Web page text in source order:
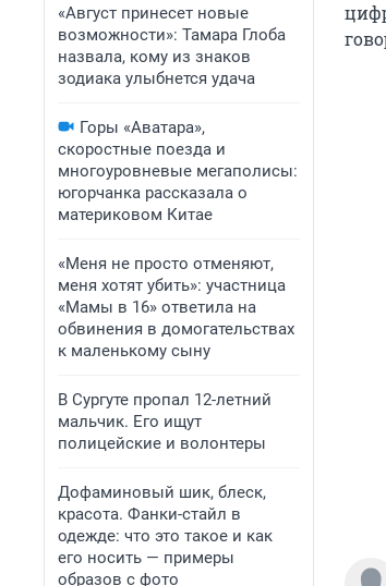
«Август принесет новые
возможности»: Тамара Глоба
назвала, кому из знаков
зодиака улыбнется удача
Горы «Аватара»,
скоростные поезда и
многоуровневые мегаполисы:
югорчанка рассказала о
материковом Китае
«Меня не просто отменяют,
меня хотят убить»: участница
«Мамы в 16» ответила на
обвинения в домогательствах
к маленькому сыну
В Сургуте пропал 12-летний
мальчик. Его ищут
полицейские и волонтеры
Дофаминовый шик, блеск,
красота. Фанки-стайл в
одежде: что это такое и как
его носить — примеры
образов с фото